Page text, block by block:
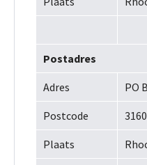
Postadres
Adres PO
Postcode
Plaats